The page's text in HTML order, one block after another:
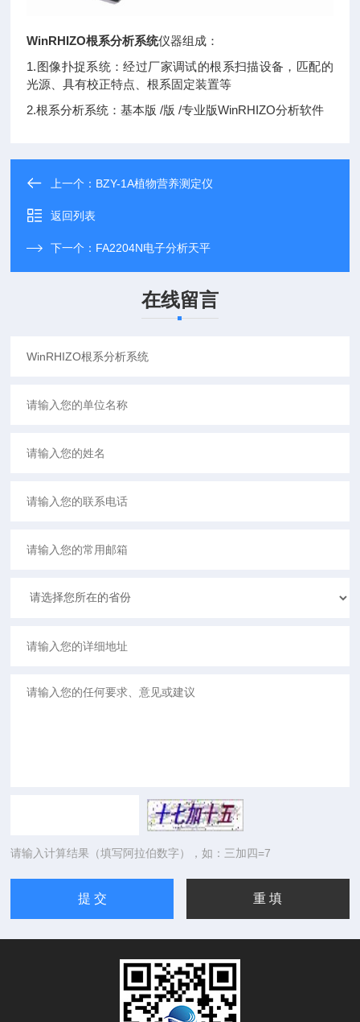
WinRHIZO根系分析系统仪器组成：
1.图像扑捉系统：经过厂家调试的根系扫描设备，匹配的
光源、具有校正特点、根系固定装置等
2.根系分析系统：基本版 /版 /专业版WinRHIZO分析软件
上一个： BZY-1A植物营养测定仪
返回列表
下一个： FA2204N电子分析天平
在线留言
请输入计算结果（填写阿拉伯数字），如：三加四=7